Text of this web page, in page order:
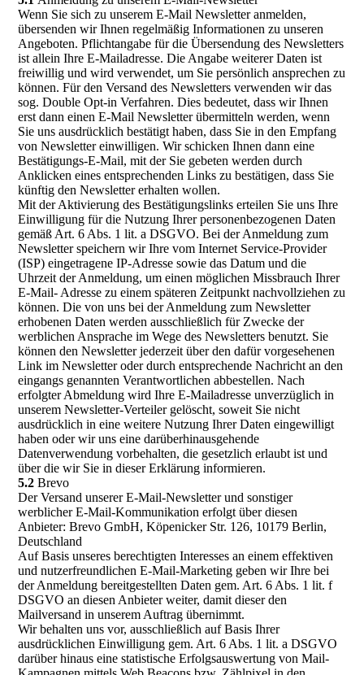
Wenn Sie sich zu unserem E-Mail Newsletter anmelden,
übersenden wir Ihnen regelmäßig Informationen zu unseren
Angeboten. Pflichtangabe für die Übersendung des Newsletters
ist allein Ihre E-Mailadresse. Die Angabe weiterer Daten ist
freiwillig und wird verwendet, um Sie persönlich ansprechen zu
können. Für den Versand des Newsletters verwenden wir das
sog. Double Opt-in Verfahren. Dies bedeutet, dass wir Ihnen
erst dann einen E-Mail Newsletter übermitteln werden, wenn
Sie uns ausdrücklich bestätigt haben, dass Sie in den Empfang
von Newsletter einwilligen. Wir schicken Ihnen dann eine
Bestätigungs-E-Mail, mit der Sie gebeten werden durch
Anklicken eines entsprechenden Links zu bestätigen, dass Sie
künftig den Newsletter erhalten wollen.
Mit der Aktivierung des Bestätigungslinks erteilen Sie uns Ihre
Einwilligung für die Nutzung Ihrer personenbezogenen Daten
gemäß Art. 6 Abs. 1 lit. a DSGVO. Bei der Anmeldung zum
Newsletter speichern wir Ihre vom Internet Service-Provider
(ISP) eingetragene IP-Adresse sowie das Datum und die
Uhrzeit der Anmeldung, um einen möglichen Missbrauch Ihrer
E-Mail- Adresse zu einem späteren Zeitpunkt nachvollziehen zu
können. Die von uns bei der Anmeldung zum Newsletter
erhobenen Daten werden ausschließlich für Zwecke der
werblichen Ansprache im Wege des Newsletters benutzt. Sie
können den Newsletter jederzeit über den dafür vorgesehenen
Link im Newsletter oder durch entsprechende Nachricht an den
eingangs genannten Verantwortlichen abbestellen. Nach
erfolgter Abmeldung wird Ihre E-Mailadresse unverzüglich in
unserem Newsletter-Verteiler gelöscht, soweit Sie nicht
ausdrücklich in eine weitere Nutzung Ihrer Daten eingewilligt
haben oder wir uns eine darüberhinausgehende
Datenverwendung vorbehalten, die gesetzlich erlaubt ist und
über die wir Sie in dieser Erklärung informieren.
5.2 Brevo
Der Versand unserer E-Mail-Newsletter und sonstiger
werblicher E-Mail-Kommunikation erfolgt über diesen
Anbieter: Brevo GmbH, Köpenicker Str. 126, 10179 Berlin,
Deutschland
Auf Basis unseres berechtigten Interesses an einem effektiven
und nutzerfreundlichen E-Mail-Marketing geben wir Ihre bei
der Anmeldung bereitgestellten Daten gem. Art. 6 Abs. 1 lit. f
DSGVO an diesen Anbieter weiter, damit dieser den
Mailversand in unserem Auftrag übernimmt.
Wir behalten uns vor, ausschließlich auf Basis Ihrer
ausdrücklichen Einwilligung gem. Art. 6 Abs. 1 lit. a DSGVO
darüber hinaus eine statistische Erfolgsauswertung von Mail-